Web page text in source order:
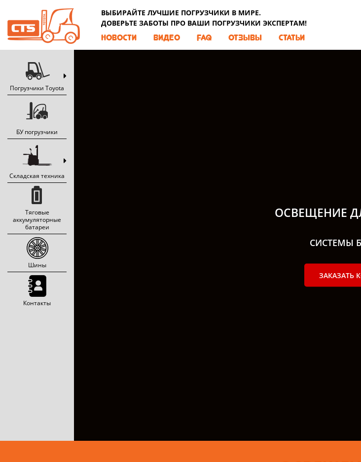
ВЫБИРАЙТЕ ЛУЧШИЕ ПОГРУЗЧИКИ В МИРЕ.
ДОВЕРЬТЕ ЗАБОТЫ ПРО ВАШИ ПОГРУЗЧИКИ ЭКСПЕРТАМ!
НОВОСТИ ВИДЕО FAQ ОТЗЫВЫ СТАТЬИ
Погрузчики Toyota
БУ погрузчики
Складская техника
Тяговые
аккумуляторные
батареи
Шины
Контакты
ОСВЕЩЕНИЕ
СИСТЕМЫ
ЗАКАЗАТЬ